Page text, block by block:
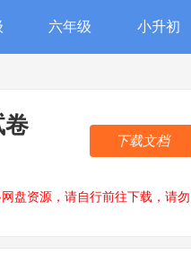
六年级 小升初
卷
盘资源，请自行前往下载，请勿
下载文档